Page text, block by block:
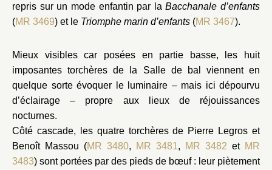
repris sur un mode enfantin par laBacchanale d’enfants
(MR 3469) et le Triomphe marin d’enfants (MR 3467).
Mieux visibles car posées en partie basse, les huit
imposantes torchères de la Salle de bal viennent en
quelque sorte évoquer le luminaire – mais ici dépourvu
d’éclairage – propre aux lieux de réjouissances
nocturnes.
Côté cascade, les quatre torchères de Pierre Legros et
Benoît Massou (MR 3480, MR 3481, MR 3482 et MR
3483) sont portées par des pieds de bœuf : leur piètement